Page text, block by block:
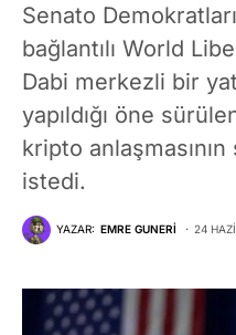
Senato
bağlantılı World
Dabi merkezli bir
yapıldığı öne
kripto anlaşmasının
istedi.
YAZAR: EMRE GUNERI 24